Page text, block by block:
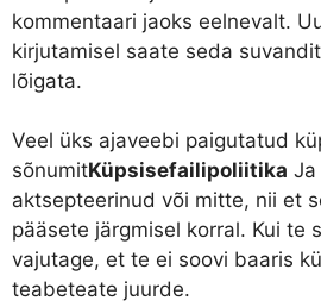
kommentaari jaoks eelnevalt.
kirjutamisel saate seda
lõigata.
Veel üks ajaveebi paigutatud
sõnumitKüpsisefailipoliitika Ja
aktsepteerinud või mitte, nii et
pääsete järgmisel korral. Kui te
vajutage, et te ei soovi baaris
teabeteate juurde.